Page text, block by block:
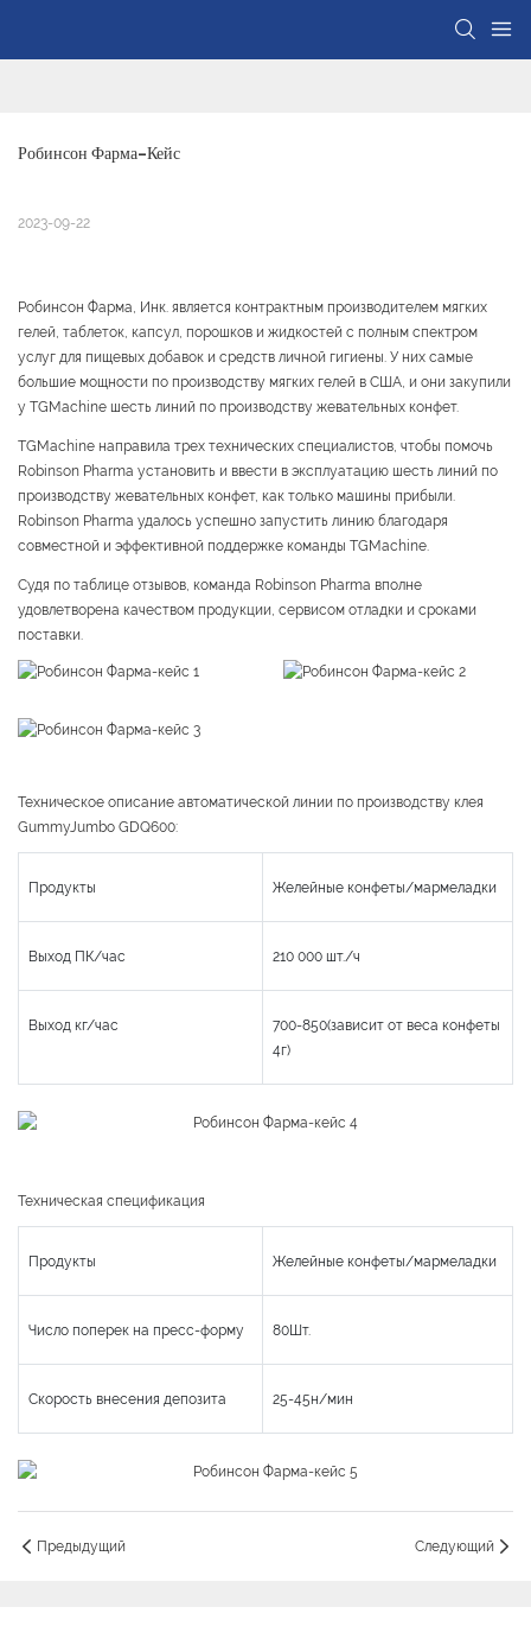
Робинсон Фарма-Кейс
2023-09-22
Робинсон Фарма, Инк. является контрактным производителем мягких
гелей, таблеток, капсул, порошков и жидкостей с полным спектром
услуг для пищевых добавок и средств личной гигиены. У них самые
большие мощности по производству мягких гелей в США, и они закупили
у TGMachine шесть линий по производству жевательных конфет.
TGMachine направила трех технических специалистов, чтобы помочь
Robinson Pharma установить и ввести в эксплуатацию шесть линий по
производству жевательных конфет, как только машины прибыли.
Robinson Pharma удалось успешно запустить линию благодаря
совместной и эффективной поддержке команды TGMachine.
Судя по таблице отзывов, команда Robinson Pharma вполне
удовлетворена качеством продукции, сервисом отладки и сроками
поставки.
Техническое описание автоматической линии по производству клея
GummyJumbo GDQ600:
Продукты Желейные конфеты/мармеладки
Выход ПК/час 210 000 шт./ч
Выход кг/час
700-850(зависит от веса конфеты
4г)
Техническая спецификация
Продукты Желейные конфеты/мармеладки
Число поперек на пресс-форму 80Шт.
Скорость внесения депозита 25-45н/мин
Предыдущий Следующий